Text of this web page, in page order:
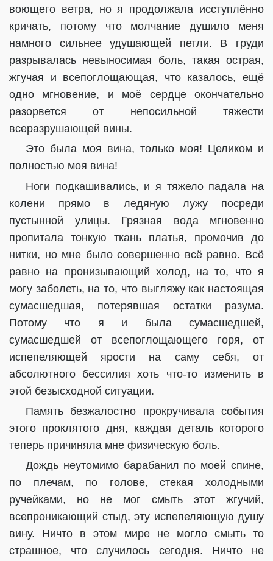
воющего ветра, но я продолжала исступлённо
кричать, потому что молчание душило меня
намного сильнее удушающей петли. В груди
разрывалась невыносимая боль, такая острая,
жгучая и всепоглощающая, что казалось, ещё
одно мгновение, и моё сердце окончательно
разорвется от непосильной тяжести
всеразрушающей вины.
Это была моя вина, только моя! Целиком и
полностью моя вина!
Ноги подкашивались, и я тяжело падала на
колени прямо в ледяную лужу посреди
пустынной улицы. Грязная вода мгновенно
пропитала тонкую ткань платья, промочив до
нитки, но мне было совершенно всё равно. Всё
равно на пронизывающий холод, на то, что я
могу заболеть, на то, что выгляжу как настоящая
сумасшедшая, потерявшая остатки разума.
Потому что я и была сумасшедшей,
сумасшедшей от всепоглощающего горя, от
испепеляющей ярости на саму себя, от
абсолютного бессилия хоть что-то изменить в
этой безысходной ситуации.
Память безжалостно прокручивала события
этого проклятого дня, каждая деталь которого
теперь причиняла мне физическую боль.
Дождь неутомимо барабанил по моей спине,
по плечам, по голове, стекая холодными
ручейками, но не мог смыть этот жгучий,
всепроникающий стыд, эту испепеляющую душу
вину. Ничто в этом мире не могло смыть то
страшное, что случилось сегодня. Ничто не